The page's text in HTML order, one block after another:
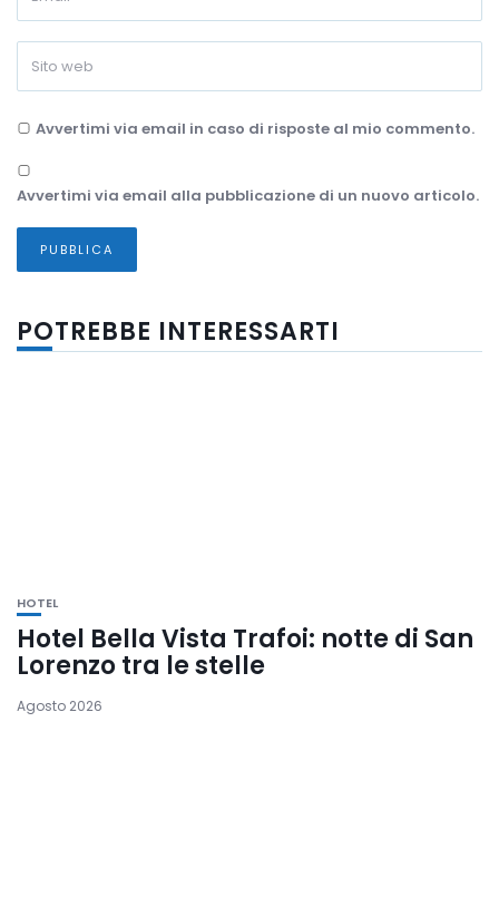
Avvertimi via email in caso di risposte al mio commento.
Avvertimi via email alla pubblicazione di un nuovo articolo.
POTREBBE INTERESSARTI
HOTEL
Hotel Bella Vista Trafoi: notte di San
Lorenzo tra le stelle
Agosto 2026